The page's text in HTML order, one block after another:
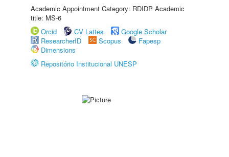
Academic Appointment Category: RDIDP Academic
title: MS-6
Orcid
CV Lattes
Google Scholar
ResearcherID
Scopus
Fapesp
Dimensions
Repositório Institucional UNESP